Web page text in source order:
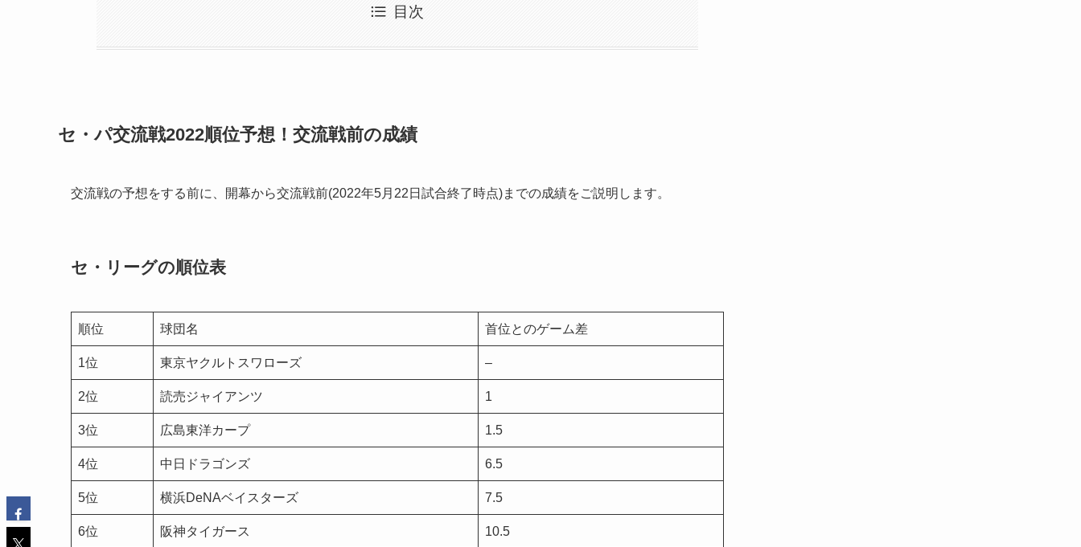
目次
セ・パ交流戦2022順位予想！交流戦前の成績
交流戦の予想をする前に、開幕から交流戦前(2022年5月22日試合終了時点)までの成績をご説明します。
セ・リーグの順位表
順位 球団名 首位とのゲーム差
1位 東京ヤクルトスワローズ –
2位 読売ジャイアンツ 1
3位 広島東洋カープ 1.5
4位 中日ドラゴンズ 6.5
5位 横浜DeNAベイスターズ 7.5
6位 阪神タイガース 10.5